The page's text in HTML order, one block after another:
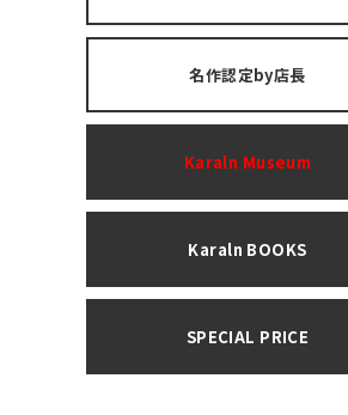
名作認定by店長
Karaln Museum
Karaln BOOKS
SPECIAL PRICE